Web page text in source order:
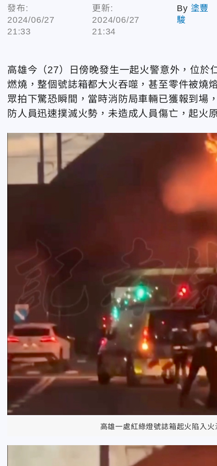
發布:
2024/06/27
21:33
更新:
2024/06/27
21:34
By 塗豐
駿
高雄今（27）日傍晚發生一起火警意外，位於
燃燒，整個號誌箱都大火吞噬，甚至零件被燒
眾拍下驚恐瞬間，當時消防局車輛已獲報到場
防人員迅速撲滅火勢，未造成人員傷亡，起火
高雄一處紅綠燈號誌箱起火陷入火